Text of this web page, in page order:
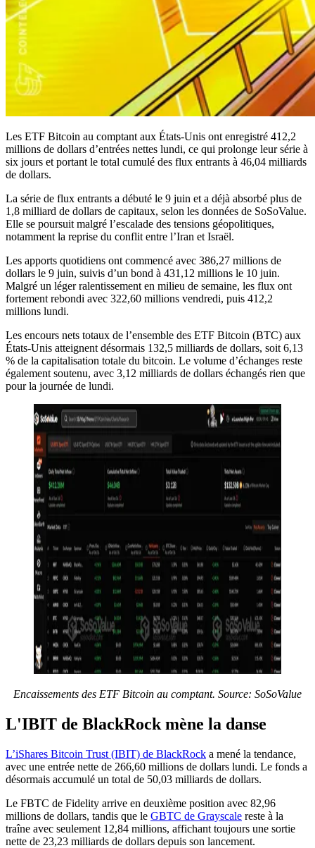
Les ETF Bitcoin au comptant aux États-Unis ont enregistré 412,2
millions de dollars d’entrées nettes lundi, ce qui prolonge leur série à
six jours et portant le total cumulé des flux entrants à 46,04 milliards
de dollars.
La série de flux entrants a débuté le 9 juin et a déjà absorbé plus de
1,8 milliard de dollars de capitaux, selon les données de SoSoValue.
Elle se poursuit malgré l’escalade des tensions géopolitiques,
notamment la reprise du conflit entre l’Iran et Israël.
Les apports quotidiens ont commencé avec 386,27 millions de
dollars le 9 juin, suivis d’un bond à 431,12 millions le 10 juin.
Malgré un léger ralentissement en milieu de semaine, les flux ont
fortement rebondi avec 322,60 millions vendredi, puis 412,2
millions lundi.
Les encours nets totaux de l’ensemble des ETF Bitcoin (BTC) aux
États-Unis atteignent désormais 132,5 milliards de dollars, soit 6,13
% de la capitalisation totale du bitcoin. Le volume d’échanges reste
également soutenu, avec 3,12 milliards de dollars échangés rien que
pour la journée de lundi.
Encaissements des ETF Bitcoin au comptant. Source: SoSoValue
L'IBIT de BlackRock mène la danse
L’iShares Bitcoin Trust (IBIT) de BlackRock a mené la tendance,
avec une entrée nette de 266,60 millions de dollars lundi. Le fonds a
désormais accumulé un total de 50,03 milliards de dollars.
Le FBTC de Fidelity arrive en deuxième position avec 82,96
millions de dollars, tandis que le GBTC de Grayscale reste à la
traîne avec seulement 12,84 millions, affichant toujours une sortie
nette de 23,23 milliards de dollars depuis son lancement.